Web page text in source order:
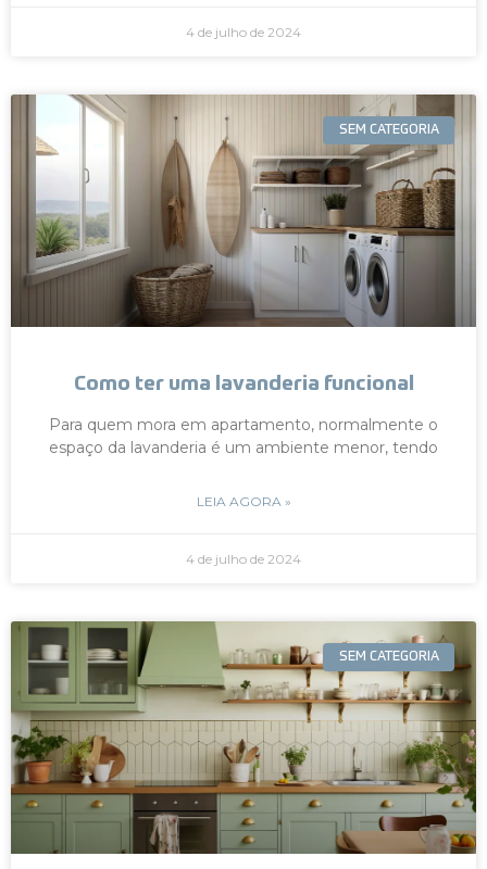
4 de julho de 2024
SEM CATEGORIA
Como ter uma lavanderia funcional
Para quem mora em apartamento, normalmente o
espaço da lavanderia é um ambiente menor, tendo
LEIA AGORA »
4 de julho de 2024
SEM CATEGORIA